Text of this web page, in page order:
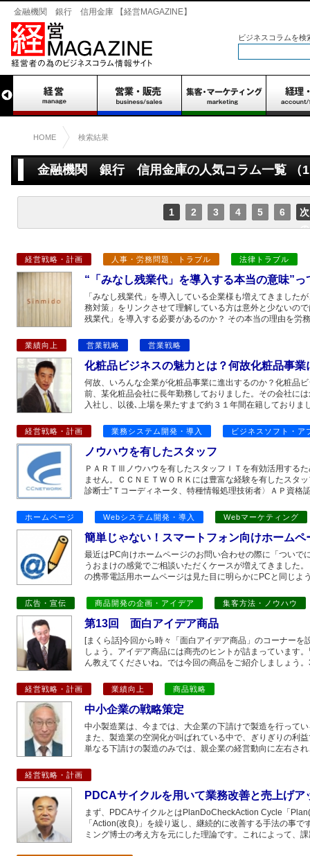
金融機関 銀行 信用金庫 【経営MAGAZINE】
ビジネスコラムを検
HOME 検索結果
金融機関 銀行 信用金庫の人気コラム一覧 （1
1 2 3 4 5 6
次
の
ジ
経営戦略・計画 人事・労務問題、トラブル 法律トラブル
“「みなし残業代」を導入する本当の意味”
「みなし残業代」を導入している企業様も増えてきました
務対策」をリンクさせて理解している方は意外と少ないの
残業代」を導入する必要があるのか？ その本当の理由を労
業績向上 営業戦略 営業戦略
化粧品ビジネスの魅力とは？何故化粧品事
何故、いろんな企業が化粧品事業に進出するのか？化粧品
前、某化粧品会社に長年勤務しておりました。その会社に
入社し、以後､上場を果たすまで約３１年間在籍しておりま
経営戦略・計画 業務システム開発・導入 ビジネスソフト・ア
ノウハウを有したスタッフ
ＰＡＲＴⅢノウハウを有したスタッフＩＴを有効活用する
ません。ＣＣＮＥＴＷＯＲＫには豊富な経験を有したスタ
診断士”Ｔコーディネータ、特種情報処理技術者〉ＡＰ資格
ホームページ Webシステム開発・導入 Webマーケティング
簡単じゃない！スマートフォン向けホームペ
最近はPC向けホームページのお問い合わせの際に「ついで
うおまけの感覚でご相談いただくケースが増えてきました
の携帯電話用ホームページは見た目に明らかにPCと同じよ
広告・宣伝 商品開発の企画・アイデア 集客方法・ノウハウ
第13回 面白アイデア商品
[まくら話]今回から時々「面白アイデア商品」のコーナー
しょう。アイデア商品には商売のヒントが詰まっています
ん教えてくださいね。では今回の商品をご紹介しましょう
経営戦略・計画 業績向上 商品戦略
中小企業の戦略策定
中小製造業は、今までは、大企業の下請けで製造を行って
また、製造業の空洞化が叫ばれている中で、ぎりぎりの利
単なる下請けの製造のみでは、親企業の経営動向に左右さ
経営戦略・計画
PDCAサイクルを用いて業務改善と売上げア
まず、PDCAサイクルとはPlanDoCheckAction Cycle「
「Action(改良)」を繰り返し、継続的に改善する手法の事
ミング博士の考え方を元にした理論です。これによって、